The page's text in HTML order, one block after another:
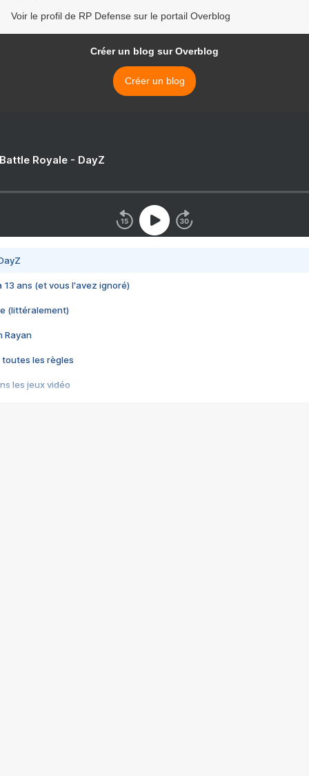
Voir le profil de RP Defense sur le portail Overblog
Créer un blog sur Overblog
Créer un blog
Royale - DayZ
13 ans (et vous l'avez ignoré)
(littéralement)
Rayan
toutes les règles
les jeux vidéo